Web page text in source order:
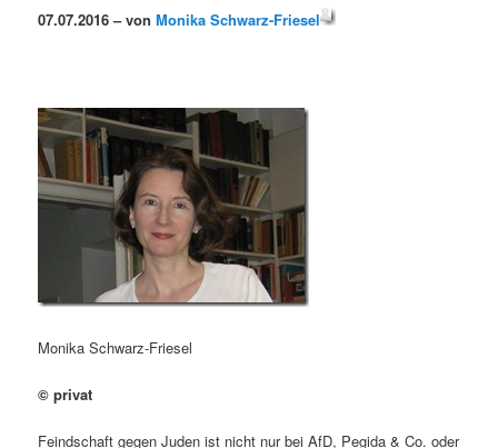
07.07.2016 – vonMonika Schwarz-Friesel
Monika Schwarz-Friesel
© privat
Feindschaft gegen Juden ist nicht nur bei AfD, Pegida & Co. oder